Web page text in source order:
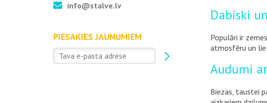
info@stalve.lv
PIESAKIES JAUNUMIEM
Dabiski
Populāri ir
atmosfēru un
Audumi
Biezas, taustei